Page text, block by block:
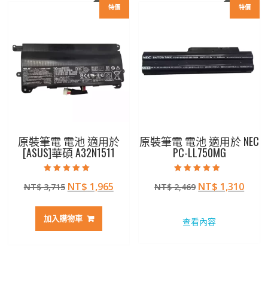
特價
原裝筆電 電池 適用於
[ASUS]華碩 A32N1511
5.00
滿分 5
NT$3,715 原
價
格：
NT$ 1,965目
加入購物車
特價
原裝筆電 電池 適用於 NEC
PC-LL750MG
4.50
滿分 5
NT$2,469 原
格：
NT$ 1,310目
查看內容